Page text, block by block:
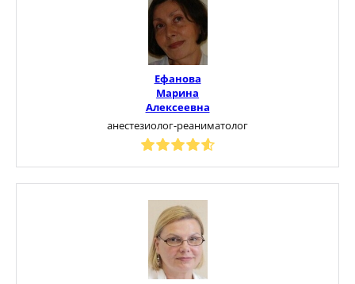
Ефанова
Марина
Алексеевна
анестезиолог-реаниматолог